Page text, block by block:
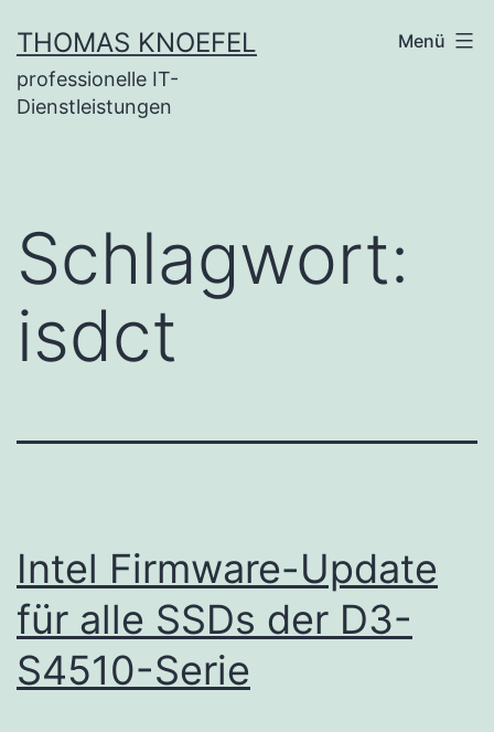
Inhalt
springen
THOMAS KNOEFEL
professionelle IT-
Dienstleistungen
Menü
Schlagwort:
isdct
Intel Firmware-Update
für alle SSDs der D3-
S4510-Serie